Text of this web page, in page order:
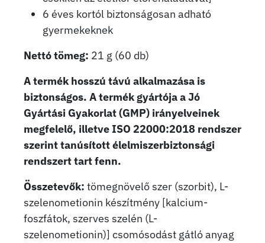
6 éves kortól biztonságosan adható
gyermekeknek
Nettó tömeg: 21 g (60 db)
A termék hosszú távú alkalmazása is
biztonságos. A termék gyártója a Jó
Gyártási Gyakorlat (GMP) irányelveinek
megfelelő, illetve ISO 22000:2018 rendszer
szerint tanúsított élelmiszerbiztonsági
rendszert tart fenn.
Összetevők: tömegnövelő szer (szorbit), L-
szelenometionin készítmény [kalcium-
foszfátok, szerves szelén (L-
szelenometionin)] csomósodást gátló anyag